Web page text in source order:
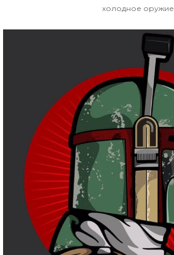
холодное оружие